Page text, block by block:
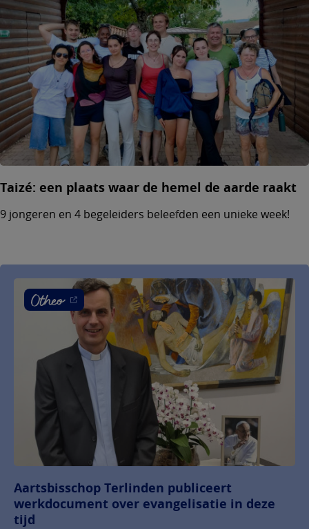
Taizé: een plaats waar de hemel de aarde raakt
9 jongeren en 4 begeleiders beleefden een unieke week!
Aartsbisschop Terlinden publiceert
werkdocument over evangelisatie in deze
tijd